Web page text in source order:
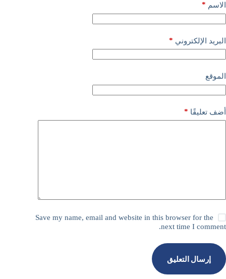
الاسم *
البريد الإلكتروني *
الموقع
أضف تعليقًا *
Save my name, email and website in this browser for the
next time I comment.
إرسال التعليق